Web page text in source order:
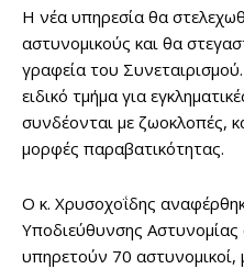
Η νέα υπηρεσία θα
αστυνομικούς και θα
γραφεία του
ειδικό τμήμα για
συνδέονται με ζωοκλοπές,
μορφές παραβατικότητας.
Ο κ. Χρυσοχοΐδης
Υποδιεύθυνσης
υπηρετούν 70 αστυνομικοί,